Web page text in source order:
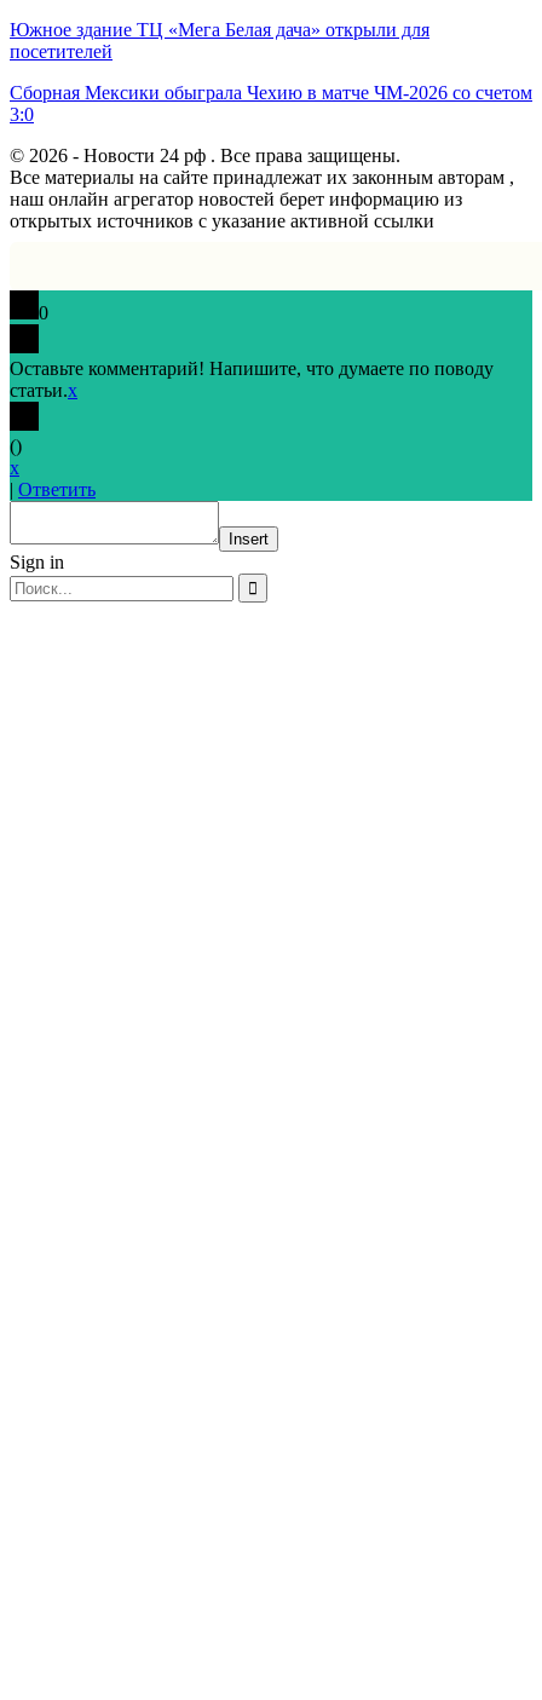
Южное здание ТЦ «Мега Белая дача» открыли для
посетителей
Сборная Мексики обыграла Чехию в матче ЧМ-2026 со счетом
3:0
© 2026 - Новости 24 рф . Все права защищены.
Все материалы на сайте принадлежат их законным авторам ,
наш онлайн агрегатор новостей берет информацию из
открытых источников с указание активной ссылки
0
Оставьте комментарий! Напишите, что думаете по поводу
статьи.x
()
x
| Ответить
Insert
Sign in